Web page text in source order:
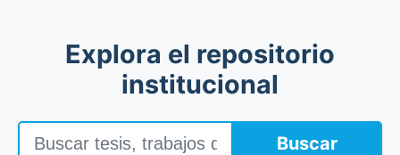
Explora el repositorio
institucional
Buscar